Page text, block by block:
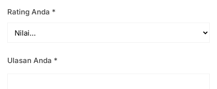
Rating Anda *
Ulasan Anda *